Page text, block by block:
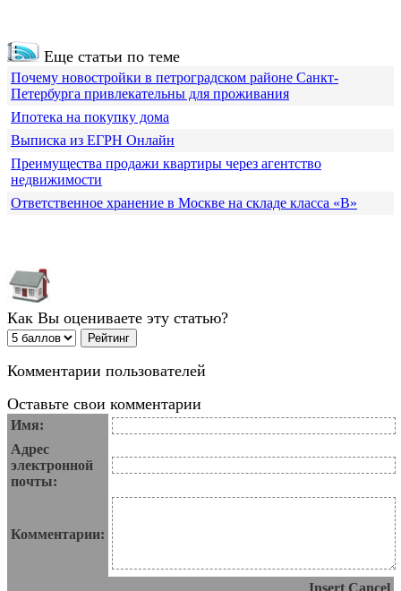
Еще статьи по теме
Почему новостройки в петроградском районе Санкт-
Петербурга привлекательны для проживания
Ипотека на покупку дома
Выписка из ЕГРН Онлайн
Преимущества продажи квартиры через агентство
недвижимости
Ответственное хранение в Москве на складе класса «В»
Как Вы оцениваете эту статью?
Комментарии пользователей
Оставьте свои комментарии
Имя:
Адрес
электронной
почты:
Комментарии: